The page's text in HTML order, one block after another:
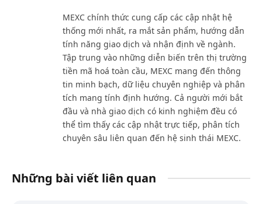
MEXC chính thức cung cấp các cập nhật hệ
thống mới nhất, ra mắt sản phẩm, hướng dẫn
tính năng giao dịch và nhận định về ngành.
Tập trung vào những diễn biến trên thị trường
tiền mã hoá toàn cầu, MEXC mang đến thông
tin minh bạch, dữ liệu chuyên nghiệp và phân
tích mang tính định hướng. Cả người mới bắt
đầu và nhà giao dịch có kinh nghiệm đều có
thể tìm thấy các cập nhật trực tiếp, phân tích
chuyên sâu liên quan đến hệ sinh thái MEXC.
Những bài viết liên quan